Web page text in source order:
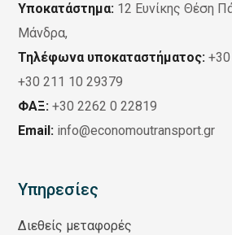
Υποκατάστημα: 12 Ευνίκης Θέση
Μάνδρα,
Τηλέφωνα υποκαταστήματος:
+30 211 10 29379
ΦΑΞ: +30 2262 0 22819
Email: info@economoutransport.gr
Υπηρεσίες
Διεθείς μεταφορές